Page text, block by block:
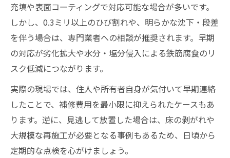
充填や表面コーティングで対応可能な場合が多いです。
しかし、0.3ミリ以上のひび割れや、明らかな沈下・段差
を伴う場合は、専門業者への相談が推奨されます。早期
の対応が劣化拡大や水分・塩分侵入による鉄筋腐食のリ
スク低減につながります。
実際の現場では、住人や所有者自身が気付いて早期連絡
したことで、補修費用を最小限に抑えられたケースもあ
ります。逆に、見逃して放置した場合は、床の剥がれや
大規模な再施工が必要となる事例もあるため、日頃から
定期的な点検を心がけましょう。